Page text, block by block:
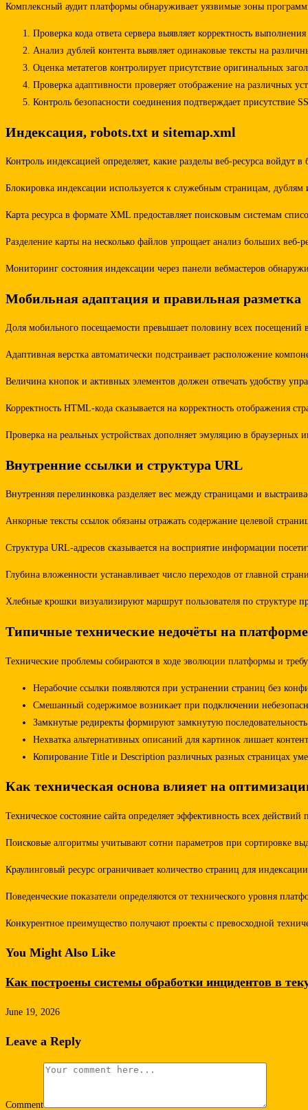
Комплексный аудит платформы обнаруживает уязвимые зоны
Проверка кода ответа сервера выявляет корректность
Анализ дублей контента выявляет одинаковые тексты на
Оценка метатегов контролирует присутствие оригинальных
Проверка адаптивности проверяет отображение на различных
Контроль безопасности соединения подтверждает присутствие
Индексация, robots.txt и sitemap.xml
Контроль индексацией определяет, какие разделы веб-ресурса
Блокировка индексации используется к служебным страницам,
Карта ресурса в формате XML предоставляет поисковым системам
Разделение карты на несколько файлов упрощает анализ больших
Мониторинг состояния индексации через панели вебмастеров
Мобильная адаптация и правильная разметка
Доля мобильного посещаемости превышает половину всех посещений
Адаптивная верстка автоматически подстраивает расположение
Величина кнопок и активных элементов должен отвечать удобству
Корректность HTML-кода сказывается на корректность отображения
Проверка на реальных устройствах дополняет эмуляцию в браузерных
Внутренние ссылки и структура URL
Внутренняя перелинковка разделяет вес между страницами и
Анкорные тексты ссылок обязаны отражать содержание целевой
Структура URL-адресов сказывается на восприятие информации
Глубина вложенности устанавливает число переходов от главной
Хлебные крошки визуализируют маршрут пользователя по структуре
Типичные технические недочёты на платформе
Технические проблемы собираются в ходе эволюции платформы и
Нерабочие ссылки появляются при устранении страниц без
Смешанный содержимое возникает при подключении
Замкнутые редиректы формируют замкнутую
Нехватка альтернативных описаний для картинок лишает
Копирование Title и Description различных разных страницах
Как техническая основа влияет на
Техническое состояние сайта определяет эффективность всех
Поисковые алгоритмы учитывают сотни параметров при сортировке
Краулинговый ресурс ограничивает количество страниц для
Поведенческие показатели определяются от технического уровня
Конкурентное преимущество получают проекты с превосходной
You Might Also Like
Как построены системы обработки инцидентов в
June 19, 2026
Leave a Reply
Comment